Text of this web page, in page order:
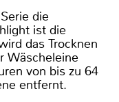
die
ist die
das Trocknen
Wäscheleine
von bis zu 64
entfernt.